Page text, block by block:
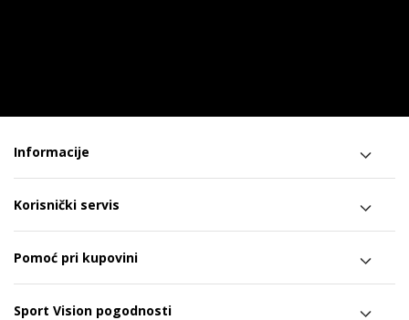
Informacije
Korisnički servis
Pomoć pri kupovini
Sport Vision pogodnosti